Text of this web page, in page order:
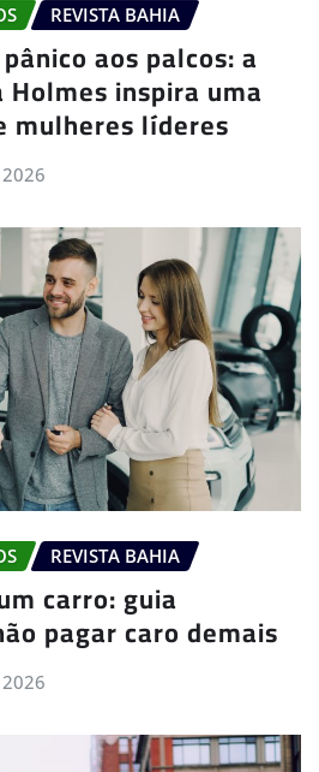
REVISTA BAHIA
aos palcos: a
inspira uma
mulheres líderes
REVISTA BAHIA
carro: guia
pagar caro demais